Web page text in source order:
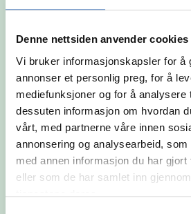
Denne nettsiden anvender cookies
Vi bruker informasjonskapsler for å
annonser et personlig preg, for å
mediefunksjoner og for å
dessuten informasjon om hvordan
vårt, med partnerne våre innen
annonsering og analysearbeid,
med annen informasjon du har gjort
eller som de har samlet inn
tjenestene deres.
og arbeidsmåte.